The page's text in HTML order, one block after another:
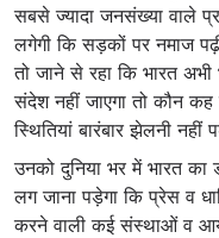
सबसे ज्यादा जनसंख्या वाले
लगेगी कि सड़कों पर नमाज
तो जाने से रहा कि भारत
संदेश नहीं जाएगा तो कौन
स्थितियां बारंबार झेलनी नहीं
उनको दुनिया भर में भारत का
लग जाना पड़ेगा कि प्रेस व
करने वाली कई संस्थाओं व